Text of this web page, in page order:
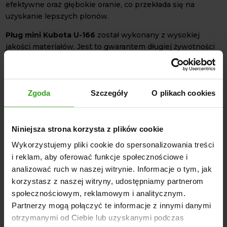
Zgoda Szczegóły O plikach cookies
Niniejsza strona korzysta z plików cookie
Wykorzystujemy pliki cookie do spersonalizowania treści
i reklam, aby oferować funkcje społecznościowe i
analizować ruch w naszej witrynie. Informacje o tym, jak
korzystasz z naszej witryny, udostępniamy partnerom
społecznościowym, reklamowym i analitycznym.
Partnerzy mogą połączyć te informacje z innymi danymi
otrzymanymi od Ciebie lub uzyskanymi podczas
efektywne oraz głębokie oranie, co przekłada się na
uzyskanie lepszych plonów.
Pług mini Kubota U-166 został wykonany z wysokiej
jakości materiałów. Jest to gwarantem długiej żywotności
urządzenia, a także odporności na intensywne
użytkowanie. Nieduża waga pługu, wynosząca 55 kg
Dzięki możliwościom regulacji i solidnej konstrukcji, jest to
SPECYFIKACJA TECHNICZNA
Długość: 805 mm
Szerokość: 700 mm
Wysokość: 970 mm
Długość sworzni: 77 mm
Średnica sworzni: 23 mm